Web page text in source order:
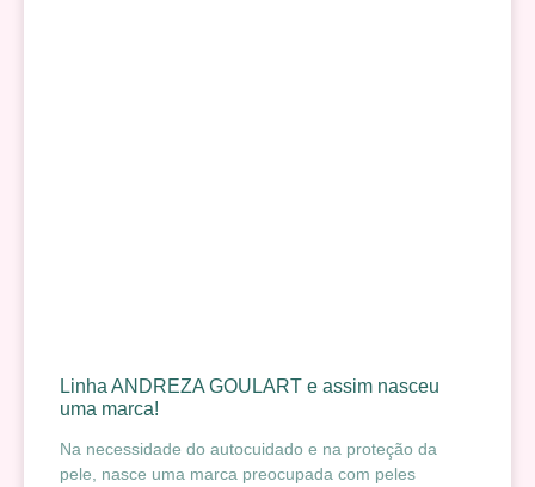
Linha ANDREZA GOULART e assim nasceu
uma marca!
Na necessidade do autocuidado e na proteção da
pele, nasce uma marca preocupada com peles